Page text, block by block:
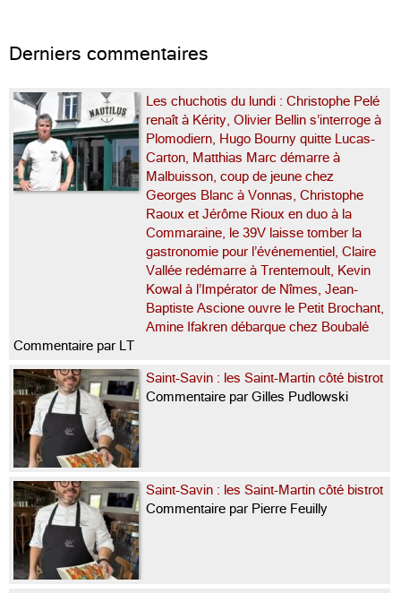
Derniers commentaires
Les chuchotis du lundi : Christophe Pelé
renaît à Kérity, Olivier Bellin s’interroge à
Plomodiern, Hugo Bourny quitte Lucas-
Carton, Matthias Marc démarre à
Malbuisson, coup de jeune chez
Georges Blanc à Vonnas, Christophe
Raoux et Jérôme Rioux en duo à la
Commaraine, le 39V laisse tomber la
gastronomie pour l’événementiel, Claire
Vallée redémarre à Trentemoult, Kevin
Kowal à l’Impérator de Nîmes, Jean-
Baptiste Ascione ouvre le Petit Brochant,
Amine Ifakren débarque chez Boubalé
Commentaire par LT
Saint-Savin : les Saint-Martin côté bistrot
Commentaire par Gilles Pudlowski
Saint-Savin : les Saint-Martin côté bistrot
Commentaire par Pierre Feuilly